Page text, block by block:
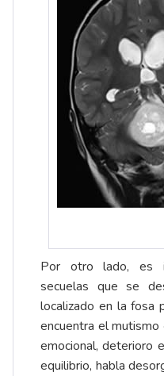
Por otro lado, es
secuelas que se
localizado en la fosa
encuentra el mutismo
emocional, deterioro
equilibrio, habla